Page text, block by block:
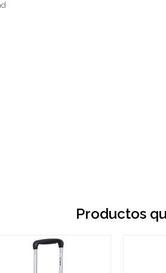
Productos